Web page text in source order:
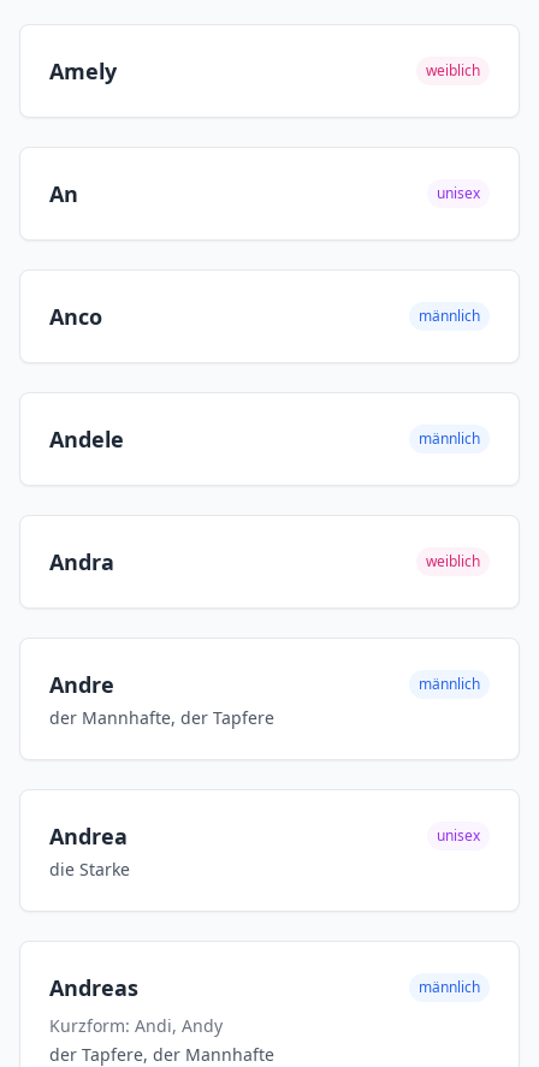
Amely weiblich
An unisex
Anco männlich
Andele männlich
Andra weiblich
Andre männlich
der Mannhafte, der Tapfere
Andrea unisex
die Starke
Andreas männlich
Kurzform: Andi, Andy
der Tapfere, der Mannhafte